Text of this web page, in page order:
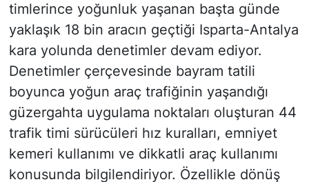
timlerince yoğunluk yaşanan başta günde
yaklaşık 18 bin aracın geçtiği Isparta-Antalya
kara yolunda denetimler devam ediyor.
Denetimler çerçevesinde bayram tatili
boyunca yoğun araç trafiğinin yaşandığı
güzergahta uygulama noktaları oluşturan 44
trafik timi sürücüleri hız kuralları, emniyet
kemeri kullanımı ve dikkatli araç kullanımı
konusunda bilgilendiriyor. Özellikle dönüş